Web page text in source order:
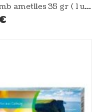
Mini gelat xocolata fondant amb ametlles 35 gr ( 1 unitat ) GILDO RACHELLI